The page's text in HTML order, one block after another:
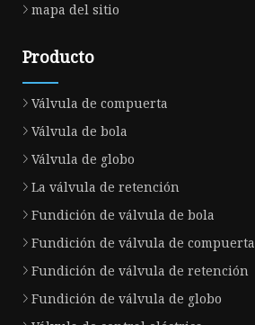
mapa del sitio
Producto
Válvula de compuerta
Válvula de bola
Válvula de globo
La válvula de retención
Fundición de válvula de bola
Fundición de válvula de compuerta
Fundición de válvula de retención
Fundición de válvula de globo